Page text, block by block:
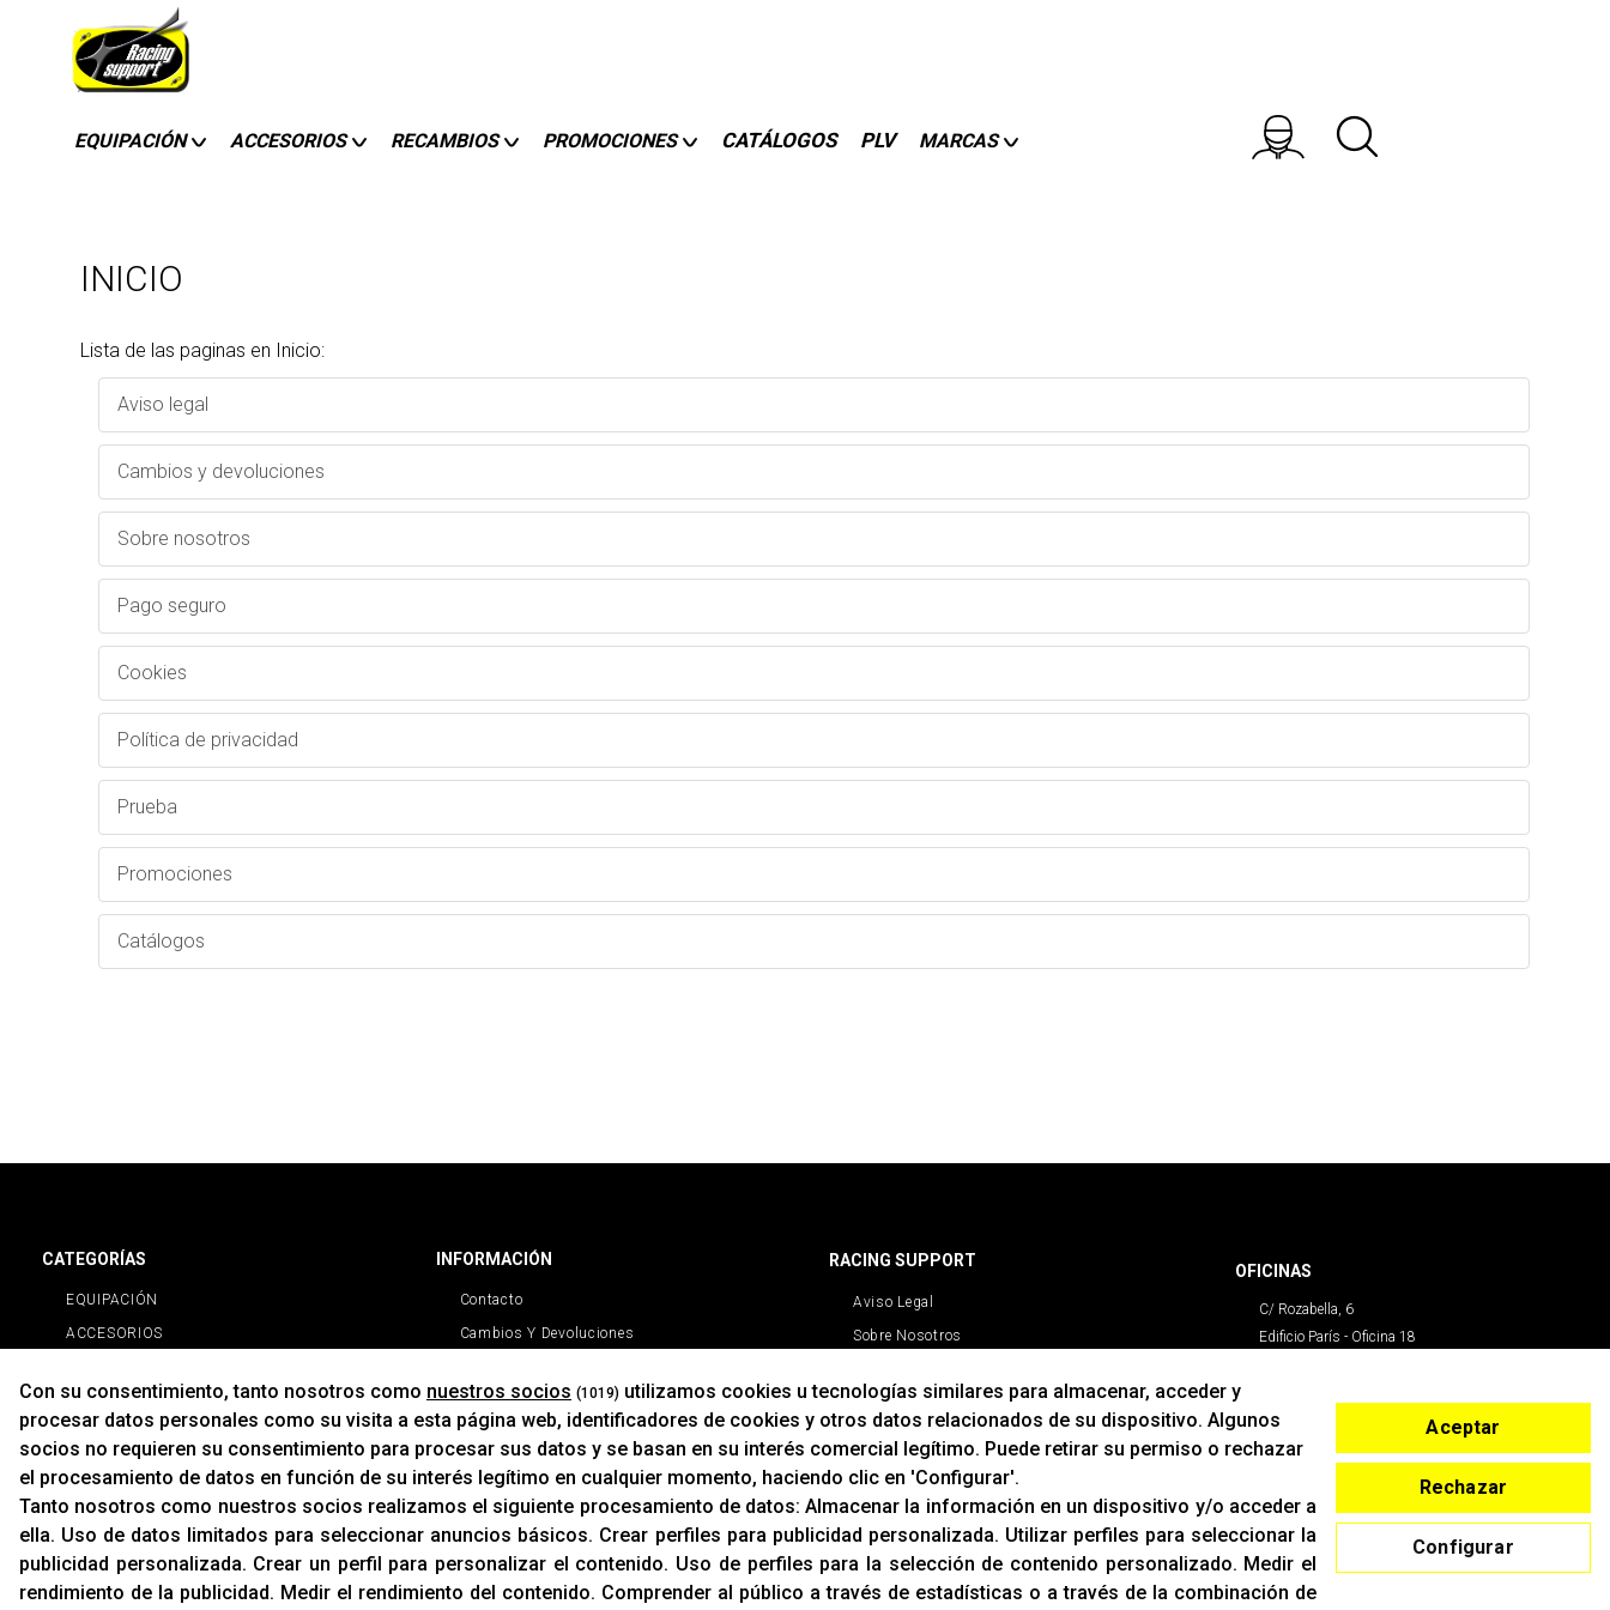
EQUIPACIÓN ACCESORIOS RECAMBIOS PROMOCIONES CATÁLOGOS PLV MARCAS
INICIO
Lista de las paginas en Inicio:
Aviso legal
Cambios y devoluciones
Sobre nosotros
Pago seguro
Cookies
Política de privacidad
Prueba
Promociones
Catálogos
CATEGORÍAS
EQUIPACIÓN
ACCESORIOS
PROMOCIONES
MARCAS
MARCAS
INFORMACIÓN
Contacto
Cambios Y Devoluciones
RACING SUPPORT
Aviso Legal
Sobre Nosotros
Política De Privacidad
OFICINAS
C/ Rozabella, 6
Edificio París - Oficina 18
CONTACTO
info@racing-support.com
www.racing-support.com
Con su consentimiento, tanto nosotros como nuestros socios (1019) utilizamos cookies u tecnologías similares para almacenar, acceder y
procesar datos personales como su visita a esta página web, identificadores de cookies y otros datos relacionados de su dispositivo. Algunos
socios no requieren su consentimiento para procesar sus datos y se basan en su interés comercial legítimo. Puede retirar su permiso o rechazar
el procesamiento de datos en función de su interés legítimo en cualquier momento, haciendo clic en 'Configurar'.
Tanto nosotros como nuestros socios realizamos el siguiente procesamiento de datos:Almacenar la información en un dispositivo y/o acceder a
ella. Uso de datos limitados para seleccionar anuncios básicos. Crear perfiles para publicidad personalizada. Utilizar perfiles para seleccionar la
publicidad personalizada. Crear un perfil para personalizar el contenido. Uso de perfiles para la selección de contenido personalizado. Medir el
rendimiento de la publicidad. Medir el rendimiento del contenido. Comprender al público a través de estadísticas o a través de la combinación de
Configurar
Rechazar
Aceptar